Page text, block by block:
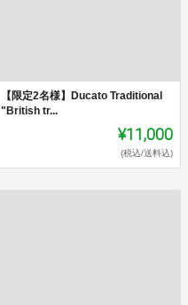
【限定2名様】Ducato Traditional
"British tr...
¥11,000
(税込/送料込)